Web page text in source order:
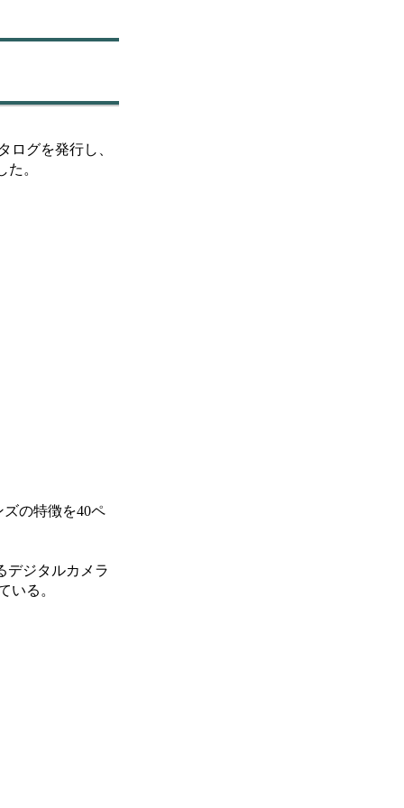
グを発行し、
。
の特徴を40ペ
デジタルカメラ
いる。